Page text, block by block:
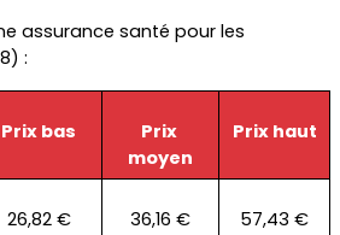
assurance santé pour les
:
Prix bas
Prix
moyen
Prix haut
26,82 € 36,16 € 57,43 €